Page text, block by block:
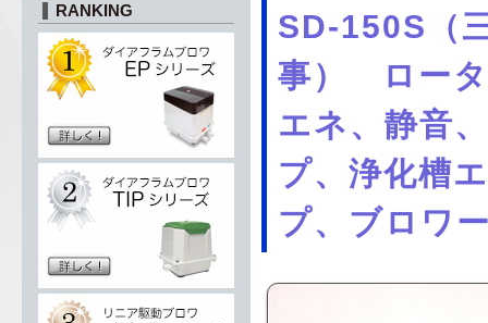
SD-150S（
事） ロータ
エネ、静音
プ、浄化槽
プ、ブロワ
RANKING